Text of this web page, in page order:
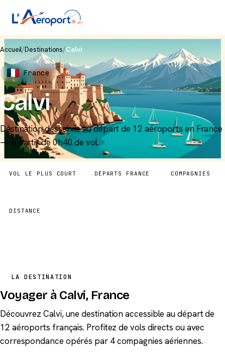
Accueil/Destinations/Calvi
France
Calvi
Destination desservie au départ de 12 aéroports en France
— à partir de 0h40 de vol.
VOL LE PLUS COURT DÉPARTS FRANCE COMPAGNIES
DISTANCE
LA DESTINATION
Voyager à Calvi, France
Découvrez Calvi, une destination accessible au départ de
12 aéroports français. Profitez de vols directs ou avec
correspondance opérés par 4 compagnies aériennes.